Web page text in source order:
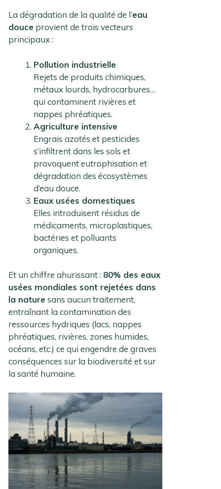
La dégradation de la qualité de l’eau
douce provient de trois vecteurs
principaux :
Pollution industrielle
Rejets de produits chimiques,
métaux lourds, hydrocarbures…
qui contaminent rivières et
nappes phréatiques.
Agriculture intensive
Engrais azotés et pesticides
s’infiltrent dans les sols et
provoquent eutrophisation et
dégradation des écosystèmes
d’eau douce.
Eaux usées domestiques
Elles introduisent résidus de
médicaments, microplastiques,
bactéries et polluants
organiques.
Et un chiffre ahurissant : 80% des eaux
usées mondiales sont rejetées dans
la nature sans aucun traitement,
entraînant la contamination des
ressources hydriques (lacs, nappes
phréatiques, rivières, zones humides,
océans, etc.) ce qui engendre de graves
conséquences sur la biodiversité et sur
la santé humaine.